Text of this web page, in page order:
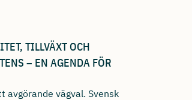
TILLVÄXT OCH
– EN AGENDA FÖR
avgörande vägval. Svensk